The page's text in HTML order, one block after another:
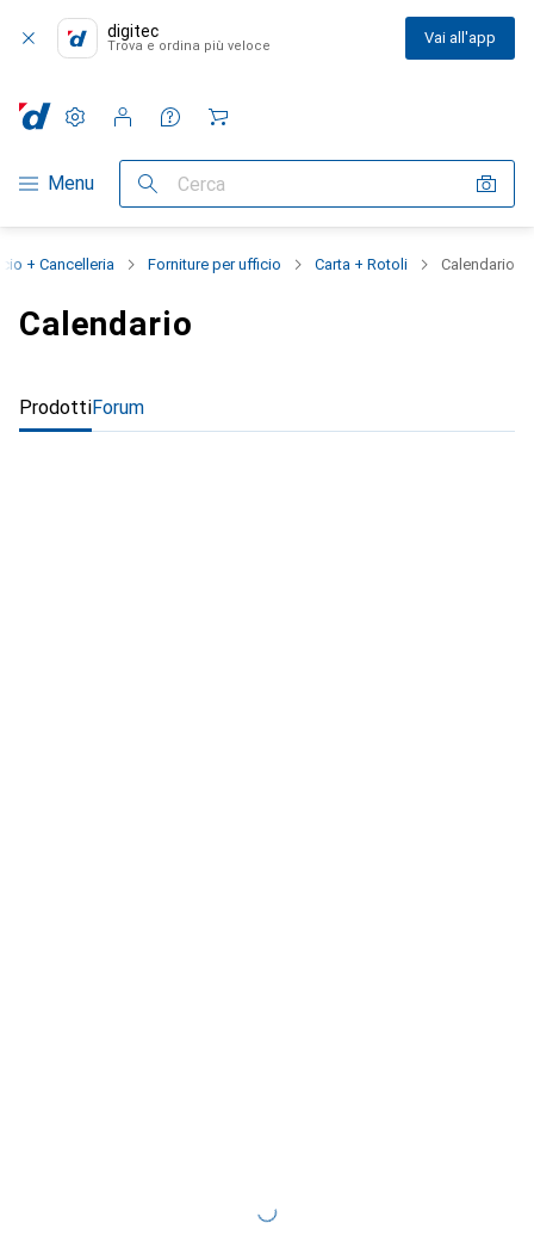
digitec
Trova e ordina più veloce Vai all'app
Categoria Navigazione
Menu Cerca
Impostazioni
Conto cliente
Liste di confronto
Liste dei desideri
Carrello
+ Cancelleria Forniture per ufficio Carta + Rotoli Calendario
Calendario
ProdottiForum